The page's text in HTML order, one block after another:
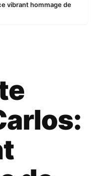
vibrant hommage de